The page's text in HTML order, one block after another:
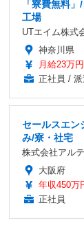
「寮費無料
工場
UTエイム株式
神奈川県
月給23万円
正社員 / 派
セールスエン
み/寮・社宅
株式会社アル
大阪府
年収450万
正社員